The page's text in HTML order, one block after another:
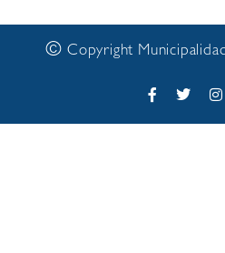
© Copyright